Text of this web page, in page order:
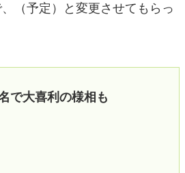
（予定）と変更させてもらっ
で大喜利の様相も